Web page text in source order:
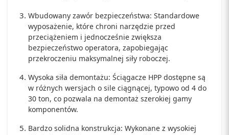
Wbudowany zawór bezpieczeństwa: Standardowe
wyposażenie, które chroni narzędzie przed
przeciążeniem i jednocześnie zwiększa
bezpieczeństwo operatora, zapobiegając
przekroczeniu maksymalnej siły roboczej.
Wysoka siła demontażu: Ściągacze HPP dostępne są
w różnych wersjach o sile ciągnącej, typowo od 4 do
30 ton, co pozwala na demontaż szerokiej gamy
komponentów.
Bardzo solidna konstrukcja: Wykonane z wysokiej